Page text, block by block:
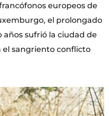
europeos de
el prolongado
sufrió la ciudad de
el sangriento conflicto